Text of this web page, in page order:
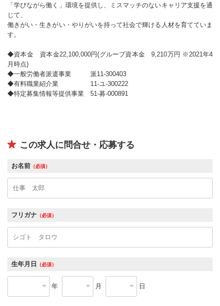
「学びながら働く」環境を提供し、ミスマッチのないキャリア支援を通
じて、
働きがい・生きがい・やりがいを持って社会で輝ける人材を育てていま
す。
◆資本金 資本金22,100,000円(グループ資本金 9,210万円 ※2021年4
月時点)
◆一般労働者派遣事業 派11-300403
◆有料職業紹介業 11-ユ-300222
◆特定募集情報等提供事業 51-募-000891
この求人に問合せ・応募する
お名前 （必須）
フリガナ （必須）
生年月日 （必須）
年 月 日